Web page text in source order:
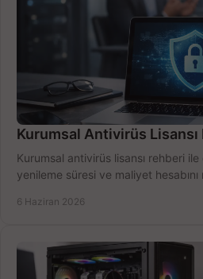
Kurumsal Antivirüs Lisansı
Kurumsal antivirüs lisansı rehberi ile
yenileme süresi ve maliyet
6 Haziran 2026